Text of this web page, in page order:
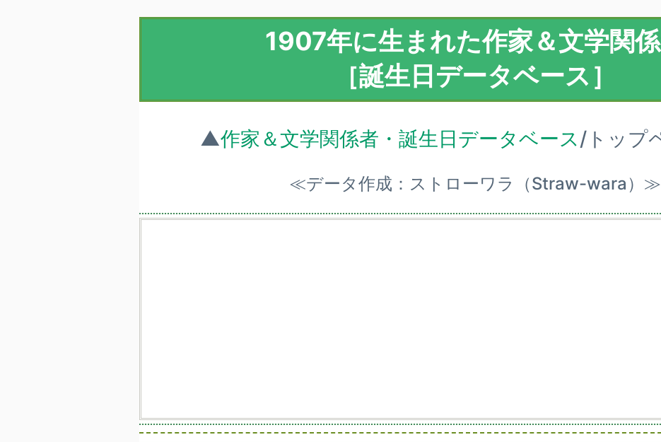
1907年に生まれた作家＆文学関
［誕生日データベース］
▲作家＆文学関係者・誕生日データベース/トップ
≪データ作成：ストローワラ（Straw-wara）≫